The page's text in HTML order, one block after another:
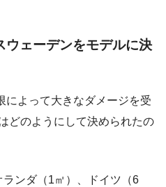
ウェーデンをモデルに決
よって大きなダメージを受
どのようにして決められたの
ンダ（1㎡）、ドイツ（6